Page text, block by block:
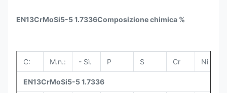
EN13CrMoSi5-5 1.7336Composizione chimica %
C: M.n.: - Sì. P S Cr Ni
EN13CrMoSi5-5 1.7336